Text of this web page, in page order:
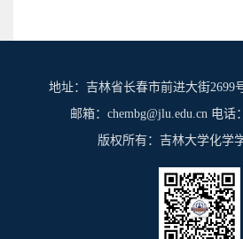
地址：吉林省长春市前进大街2699
邮箱：chembg@jlu.edu.cn 电话
版权所有：吉林大学化学